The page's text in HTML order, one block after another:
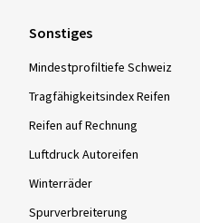
Sonstiges
Mindestprofiltiefe Schweiz
Tragfähigkeitsindex Reifen
Reifen auf Rechnung
Luftdruck Autoreifen
Winterräder
Spurverbreiterung